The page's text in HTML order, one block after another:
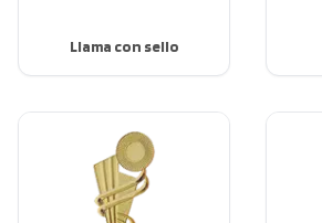
Llama con sello